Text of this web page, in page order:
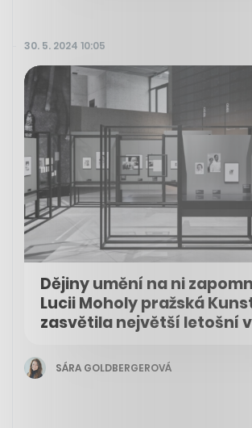
30. 5. 2024 10:05
Dějiny umění na ni
Lucii Moholy pražská
zasvětila největší letošní
SÁRA GOLDBERGEROVÁ